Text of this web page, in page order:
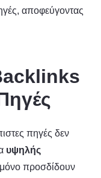
αποφεύγοντας
πηγές δεν
υψηλής
προσδίδουν